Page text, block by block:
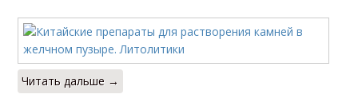
Читать дальше →